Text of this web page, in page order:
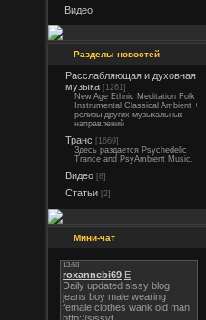
Видео
Разделы новостей
Расслабляющая и духовная
музыка [1261]
New Age Ethnic Meditation Folk
Instrumental Classical Ambient +
релизы других музыкальных
направлений
Транс [1669]
Здесь раздается Psychedelic
Trance and PsyAmbient Music.
Видео [8]
Статьи [2]
Мини-чат